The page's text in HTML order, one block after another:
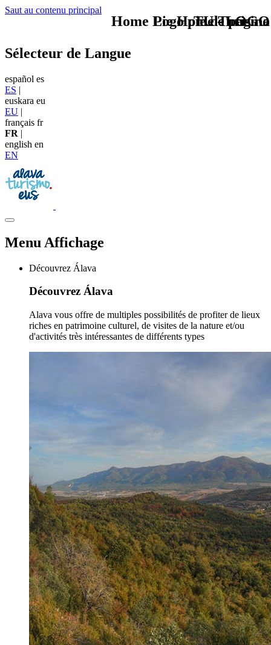
Saut au contenu principal
TU - LOGO
Sélecteur de Langue
español es
ES |
euskara eu
EU |
français fr
FR |
english en
EN
Menu Affichage
Découvrez Álava
Découvrez Álava
Alava vous offre de multiples possibilités de profiter de lieux
riches en patrimoine culturel, de visites de la nature et/ou
d'activités très intéressantes de différents types
Home Logo pie de página
Pie Home Turismo